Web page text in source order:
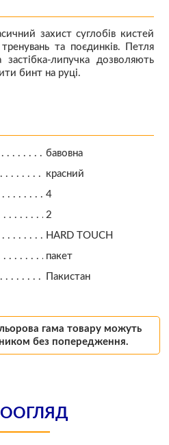
захист суглобів кистей
та поєдинків. Петля
липучка дозволяють
бинт на руці.
бавовна
красний
4
2
HARD TOUCH
пакет
Пакистан
гама товару можуть
без попередження.